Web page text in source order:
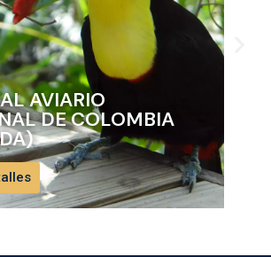
AVIARIO
DE COLOMBIA